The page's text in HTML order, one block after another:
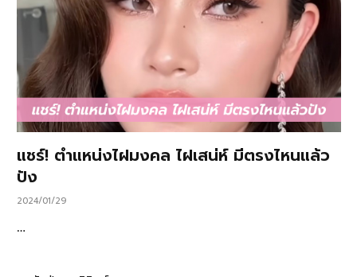
แชร์! ตำแหน่งไฝมงคล ไฝเสน่ห์ มีตรงไหนแล้ว
ปัง
2024/01/29
…